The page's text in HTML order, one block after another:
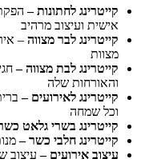
קייטרינג לחתונות –
אישית ועיצוב מרהיב
קייטרינג לבר מצווה –
מצוות
קייטרינג לבת מצווה –
והאורחות שלה
קייטרינג לאירועים –
וכל שמחה
קייטרינג בשרי גלאט
קייטרינג חלבי כשר –
עיצוב אירועים – עיצוב